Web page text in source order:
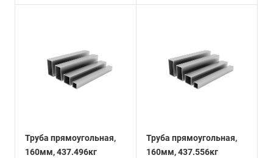
Труба прямоугольная,
160мм, 437.496кг
Труба прямоугольная,
160мм, 437.556кг